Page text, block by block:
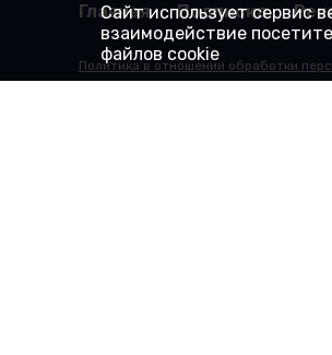
Главная Подписка
Политика в отношении обработки
Сайт использует сервис
взаимодействие
файлов cookie